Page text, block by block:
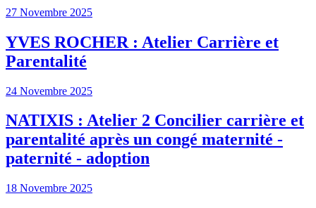
27 Novembre 2025
YVES ROCHER : Atelier Carrière et
Parentalité
24 Novembre 2025
NATIXIS : Atelier 2 Concilier carrière et
parentalité après un congé maternité -
paternité - adoption
18 Novembre 2025